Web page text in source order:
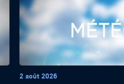
2 août 2026